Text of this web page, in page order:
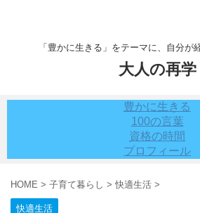
「豊かに生きる」をテーマに、自分が
大人の再学
豊かに生きる
100の言葉
資格の時間
プロフィール
HOME > 子育て暮らし > 快適生活 >
快適生活